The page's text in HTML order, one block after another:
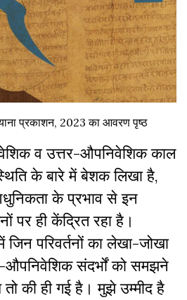
प्रकाशन, 2023 का आवरण पृष्ठ
व उत्तर-औपनिवेशिक काल
के बारे में बेशक लिखा है,
के प्रभाव से इन
पर ही केंद्रित रहा है।
जिन परिवर्तनों का लेखा-जोखा
औपनिवेशिक संदर्भों को समझने
की ही गई है। मुझे उम्मीद है